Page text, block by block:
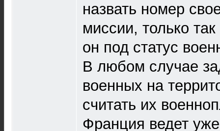
назвать номер
миссии, только
он под статус
В любом случае
военных на
считать их
Франция ведет